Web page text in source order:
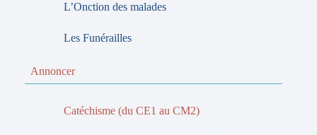
L’Onction des malades
Les Funérailles
Annoncer
Catéchisme (du CE1 au CM2)